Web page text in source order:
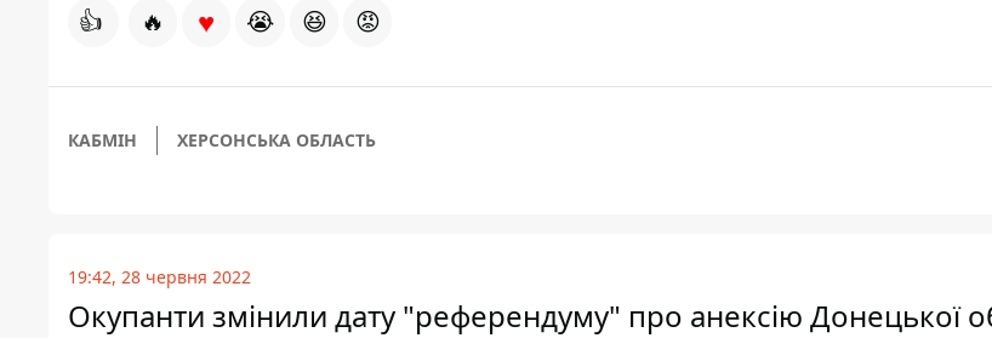
👍 🔥 ♥ 😭 😆 😡
КАБМІН ХЕРСОНСЬКА ОБЛАСТЬ
19:42, 28 червня 2022
Окупанти змінили дату "референдуму" про анексію Донецької